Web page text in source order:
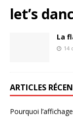
let’s
La
14
ARTICLES
Pourquoi